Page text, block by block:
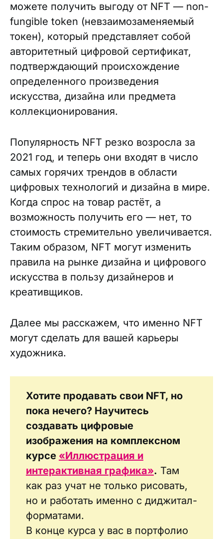
можете получить выгоду от NFT — non-
fungible token (невзаимозаменяемый
токен), который представляет собой
авторитетный цифровой сертификат,
подтверждающий происхождение
определенного произведения
искусства, дизайна или предмета
коллекционирования.
Популярность NFT резко возросла за
2021 год, и теперь они входят в число
самых горячих трендов в области
цифровых технологий и дизайна в мире.
Когда спрос на товар растёт, а
возможность получить его — нет, то
стоимость стремительно увеличивается.
Таким образом, NFT могут изменить
правила на рынке дизайна и цифрового
искусства в пользу дизайнеров и
креативщиков.
Далее мы расскажем, что именно NFT
могут сделать для вашей карьеры
художника.
Хотите продавать свои NFT, но
пока нечего? Научитесь
создавать цифровые
изображения на комплексном
курсе «Иллюстрация и
интерактивная графика». Там
как раз учат не только рисовать,
но и работать именно с диджитал-
форматами.
В конце курса у вас в портфолио